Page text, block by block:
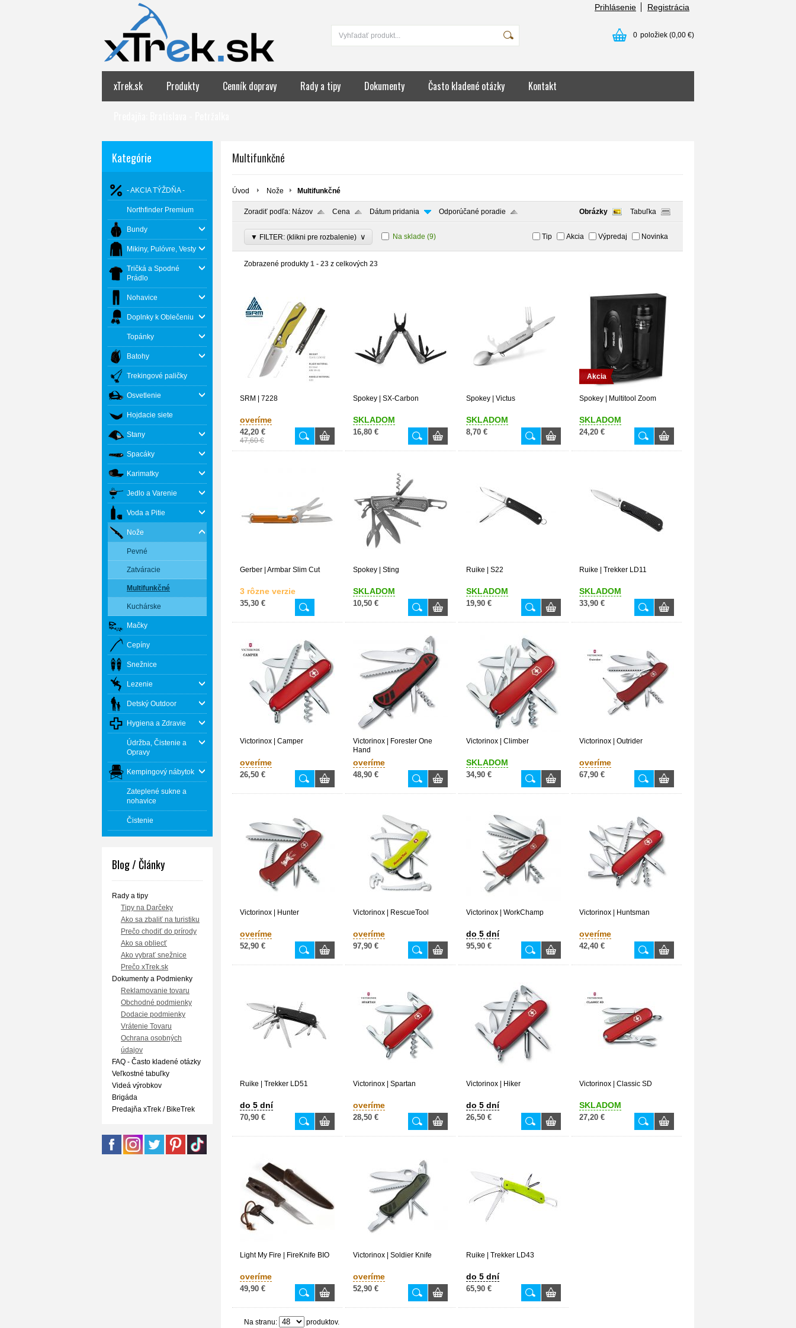
Prihlásenie Registrácia
0 položiek (0,00 €)
xTrek.sk Produkty Cenník dopravy Rady a tipy Dokumenty Často kladené otázky Kontakt
Kategórie
- AKCIA TÝŽDŇA -
Northfinder Premium
Bundy
Mikiny, Pulóvre, Vesty
Tričká a Spodné
Prádlo
Nohavice
Doplnky k Oblečeniu
Topánky
Batohy
Trekingové paličky
Osvetlenie
Hojdacie siete
Stany
Spacáky
Karimatky
Jedlo a Varenie
Voda a Pitie
Nože
Pevné
Zatváracie
Multifunkčné
Kuchárske
Mačky
Cepíny
Snežnice
Lezenie
Detský Outdoor
Hygiena a Zdravie
Údržba, Čistenie a
Opravy
Kempingový nábytok
Zateplené sukne a
nohavice
Čistenie
Blog / Články
Rady a tipy
Tipy na Darčeky
Ako sa zbaliť na turistiku
Prečo chodiť do prírody
Ako sa obliecť
Ako vybrať snežnice
Prečo xTrek.sk
Dokumenty a Podmienky
Reklamovanie tovaru
Obchodné podmienky
Dodacie podmienky
Vrátenie Tovaru
Ochrana osobných
údajov
FAQ - Často kladené otázky
Veľkostné tabuľky
Videá výrobkov
Brigáda
Predajňa xTrek / BikeTrek
Multifunkčné
Úvod Nože Multifunkčné
Zoradiť podľa: Názov Cena Dátum pridania Odporúčané poradie Obrázky Tabuľka
▼ FILTER: (klikni pre rozbalenie) ∨ Na sklade (9) Tip Akcia Výpredaj Novinka
Zobrazené produkty 1 - 23 z celkových 23
SRM | 7228
overíme
42,20 €
47,60 €
Spokey | SX-Carbon
SKLADOM
16,80 €
Spokey | Victus
SKLADOM
8,70 €
Akcia
Spokey | Multitool Zoom
SKLADOM
24,20 €
Gerber | Armbar Slim Cut
3 rôzne verzie
35,30 €
Spokey | Sting
SKLADOM
10,50 €
Ruike | S22
SKLADOM
19,90 €
Ruike | Trekker LD11
SKLADOM
33,90 €
Victorinox | Camper
overíme
26,50 €
Victorinox | Forester One
Hand
overíme
48,90 €
Victorinox | Climber
SKLADOM
34,90 €
Victorinox | Outrider
overíme
67,90 €
Victorinox | Hunter
overíme
52,90 €
Victorinox | RescueTool
overíme
97,90 €
Victorinox | WorkChamp
do 5 dní
95,90 €
Victorinox | Huntsman
overíme
42,40 €
Ruike | Trekker LD51
do 5 dní
70,90 €
Victorinox | Spartan
overíme
28,50 €
Victorinox | Hiker
do 5 dní
26,50 €
Victorinox | Classic SD
SKLADOM
27,20 €
Light My Fire | FireKnife BIO
overíme
49,90 €
Victorinox | Soldier Knife
overíme
52,90 €
Ruike | Trekker LD43
do 5 dní
65,90 €
Na stranu: produktov.